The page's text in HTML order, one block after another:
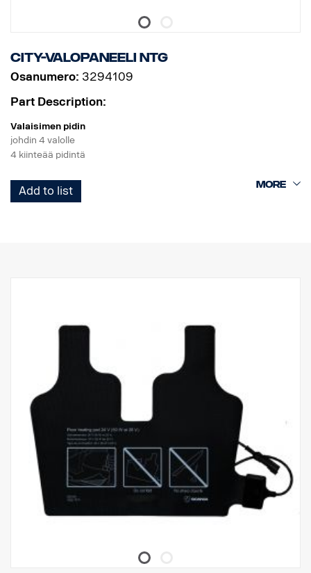
City-valopaneeli NTG
Osanumero: 3294109
Part Description:
Valaisimen pidin
johdin 4 valolle
4 kiinteää pidintä
Tuote
Materiaali AISI304
Add to list